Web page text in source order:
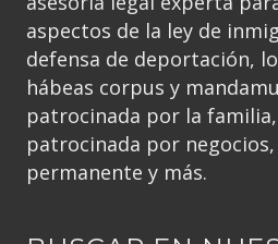
aspectos de la ley de
defensa de deportación,
hábeas corpus y
patrocinada por la
patrocinada por
permanente y más.